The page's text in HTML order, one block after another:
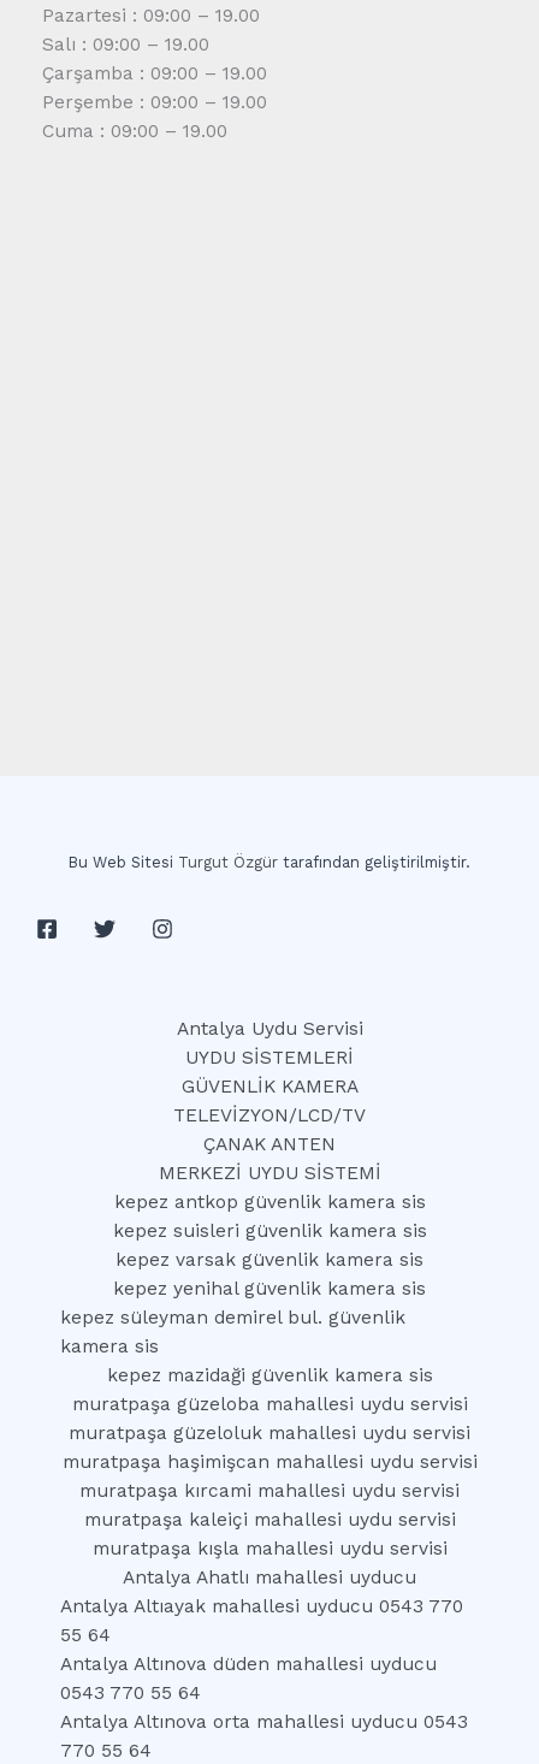
Pazartesi : 09:00 – 19.00
Salı : 09:00 – 19.00
Çarşamba : 09:00 – 19.00
Perşembe : 09:00 – 19.00
Cuma : 09:00 – 19.00
Bu Web Sitesi Turgut Özgür tarafından geliştirilmiştir.
Antalya Uydu Servisi
UYDU SİSTEMLERİ
GÜVENLİK KAMERA
TELEVİZYON/LCD/TV
ÇANAK ANTEN
MERKEZİ UYDU SİSTEMİ
kepez antkop güvenlik kamera sis
kepez suisleri güvenlik kamera sis
kepez varsak güvenlik kamera sis
kepez yenihal güvenlik kamera sis
kepez süleyman demirel bul. güvenlik
kamera sis
kepez mazidaği güvenlik kamera sis
muratpaşa güzeloba mahallesi uydu servisi
muratpaşa güzeloluk mahallesi uydu servisi
muratpaşa haşimişcan mahallesi uydu servisi
muratpaşa kırcami mahallesi uydu servisi
muratpaşa kaleiçi mahallesi uydu servisi
muratpaşa kışla mahallesi uydu servisi
Antalya Ahatlı mahallesi uyducu
Antalya Altıayak mahallesi uyducu 0543 770
55 64
Antalya Altınova düden mahallesi uyducu
0543 770 55 64
Antalya Altınova orta mahallesi uyducu 0543
770 55 64